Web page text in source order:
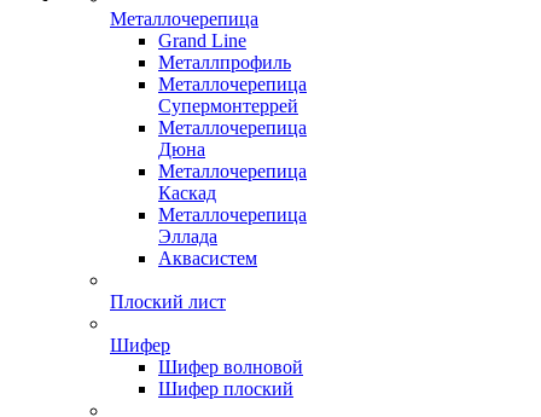
Металлочерепица
Grand Line
Металлпрофиль
Металлочерепица
Супермонтеррей
Металлочерепица
Дюна
Металлочерепица
Каскад
Металлочерепица
Эллада
Аквасистем
Плоский лист
Шифер
Шифер волновой
Шифер плоский